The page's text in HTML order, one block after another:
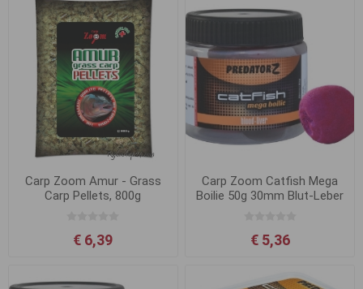
Carp Zoom Amur - Grass
Carp Pellets, 800g
€ 6,39
Carp Zoom Catfish Mega
Boilie 50g 30mm Blut-Leber
€ 5,36